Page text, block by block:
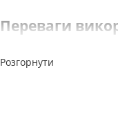
Переваги
Зручність.
Розгорнути